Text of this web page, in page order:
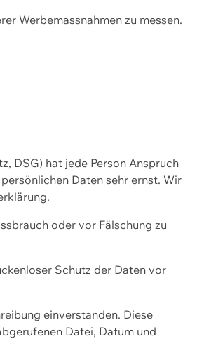
Werbemassnahmen zu messen.
DSG) hat jede Person Anspruch
Daten sehr ernst. Wir
oder vor Fälschung zu
Schutz der Daten vor
einverstanden. Diese
Datei, Datum und